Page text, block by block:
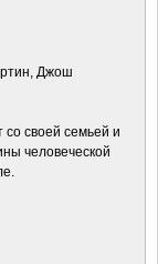
Джош
своей семьей и
человеческой